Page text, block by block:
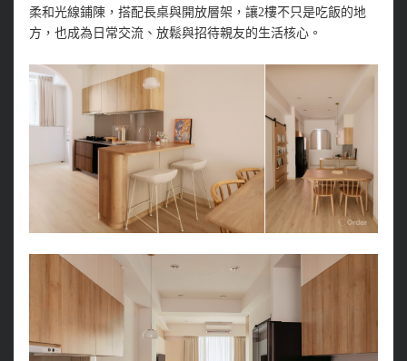
柔和光線鋪陳，搭配長桌與開放層架，讓2樓不只是吃飯的地
方，也成為日常交流、放鬆與招待親友的生活核心。